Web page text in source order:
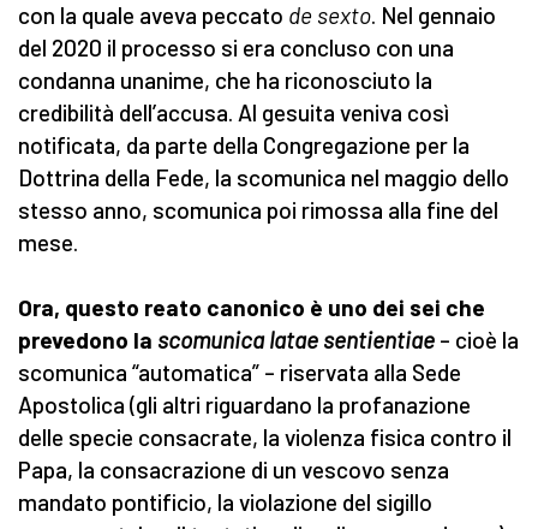
con la quale aveva peccato de sexto. Nel gennaio
del 2020 il processo si era concluso con una
condanna unanime, che ha riconosciuto la
credibilità dell’accusa. Al gesuita veniva così
notificata, da parte della Congregazione per la
Dottrina della Fede, la scomunica nel maggio dello
stesso anno, scomunica poi rimossa alla fine del
mese.
Ora, questo reato canonico è uno dei sei che
prevedono la scomunica latae sentientiae – cioè la
scomunica “automatica” – riservata alla Sede
Apostolica (gli altri riguardano la profanazione
delle specie consacrate, la violenza fisica contro il
Papa, la consacrazione di un vescovo senza
mandato pontificio, la violazione del sigillo